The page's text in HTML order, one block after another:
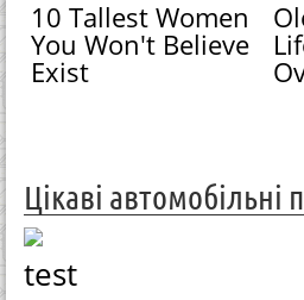
10 Tallest Women
You Won't Believe
Exist
Цікаві автомобільні
test